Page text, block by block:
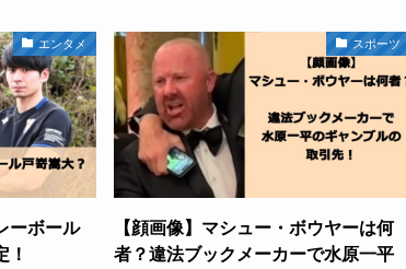
エンタメ
ーボール
！
スポーツ
【顔画像】マシュー・ボウヤーは何
者？違法ブックメーカーで水原一平